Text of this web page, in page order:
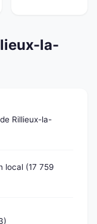
la-
Rillieux-la-
local (17 759